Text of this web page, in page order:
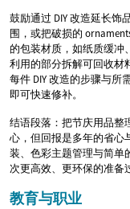
鼓励通过 DIY 改造延长饰
围，或把破损的
的包装材质，如纸质缓冲
利用的部分拆解可回收材
每件 DIY 改造的步骤与所
即可快速修补。
结语段落：把节庆用品整
心，但回报是多年的省心
装、色彩主题管理与简单
次更高效、更环保的准备
教育与职业